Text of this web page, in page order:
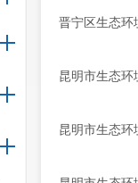
晋宁区生态环
昆明市生态
昆明市生态